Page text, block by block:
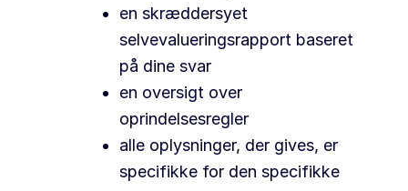
en skræddersyet
selvevalueringsrapport baseret
på dine svar
en oversigt over
oprindelsesregler
alle oplysninger, der gives, er
specifikke for den specifikke